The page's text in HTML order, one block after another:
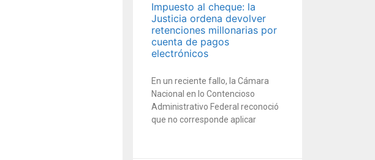
Impuesto al cheque: la
Justicia ordena devolver
retenciones millonarias por
cuenta de pagos
electrónicos
En un reciente fallo, la Cámara
Nacional en lo Contencioso
Administrativo Federal reconoció
que no corresponde aplicar